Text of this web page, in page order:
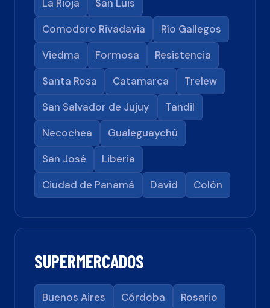
La Rioja
San Luis
Comodoro Rivadavia
Río Gallegos
Viedma
Formosa
Resistencia
Santa Rosa
Catamarca
Trelew
San Salvador de Jujuy
Tandil
Necochea
Gualeguaychú
San José
Liberia
Ciudad de Panamá
David Colón
SUPERMERCADOS
Buenos Aires Córdoba
Rosario